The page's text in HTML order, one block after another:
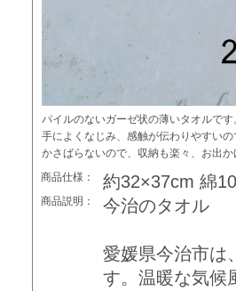
パイルのないガーゼ状の薄いタオルです
手によくなじみ、感触が伝わりやすいの
かさばらないので、収納も楽々、お出か
商品仕様：
約32×37cm 綿
商品説明： 今治のタオル
愛媛県今治市は
す。温暖な気候